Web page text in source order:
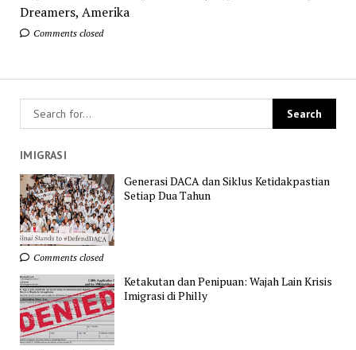
Dreamers, Amerika
Comments closed
IMIGRASI
Generasi DACA dan Siklus Ketidakpastian
Setiap Dua Tahun
Comments closed
Ketakutan dan Penipuan: Wajah Lain Krisis
Imigrasi di Philly